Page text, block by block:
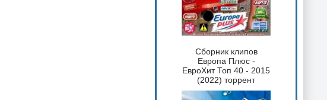
Сборник клипов
Европа Плюс -
ЕвроХит Топ 40 - 2015
(2022) торрент